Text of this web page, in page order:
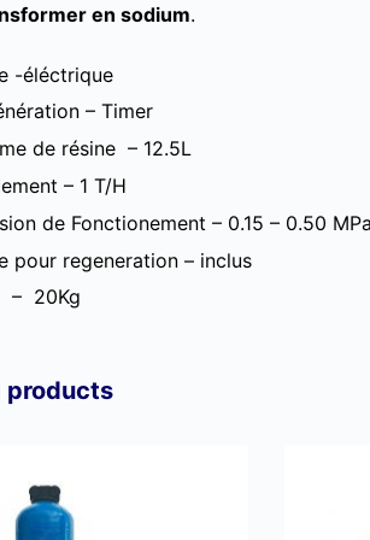
en sodium.
-éléctrique
– Timer
de résine – 12.5L
– 1 T/H
de Fonctionement – 0.15 – 0.50
pour regeneration – inclus
– 20Kg
products